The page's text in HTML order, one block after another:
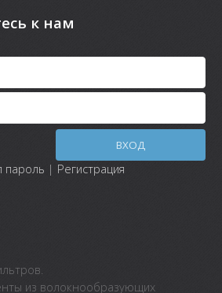
к нам
пароль | Регистрация
из волокнообразующих